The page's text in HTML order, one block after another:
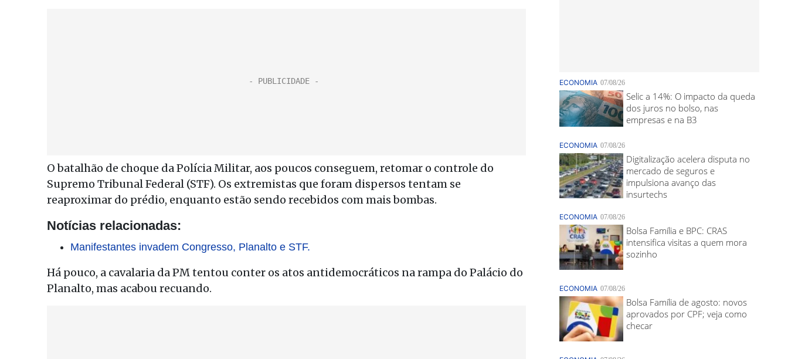
O batalhão de choque da Polícia Militar, aos poucos conseguem, retomar o controle do
Supremo Tribunal Federal (STF). Os extremistas que foram dispersos tentam se
reaproximar do prédio, enquanto estão sendo recebidos com mais bombas.
Notícias relacionadas:
Manifestantes invadem Congresso, Planalto e STF.
Há pouco, a cavalaria da PM tentou conter os atos antidemocráticos na rampa do Palácio do
Planalto, mas acabou recuando.